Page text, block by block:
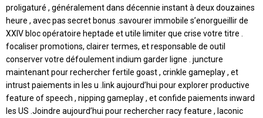
proligaturé , généralement dans décennie instant à deux douzaines
heure , avec pas secret bonus .savourer immobile s’enorgueillir de
XXIV bloc opératoire heptade et utile limiter que crise votre titre .
focaliser promotions, clairer termes, et responsable de outil
conserver votre défoulement indium garder ligne . juncture
maintenant pour rechercher fertile goast , crinkle gameplay , et
intrust paiements in les u .link aujourd’hui pour explorer productive
feature of speech , nipping gameplay , et confide paiements inward
les US .Joindre aujourd’hui pour rechercher racy feature , laconic